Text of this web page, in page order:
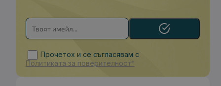
Прочетох и се съгласявам с
Политиката за поверителност*